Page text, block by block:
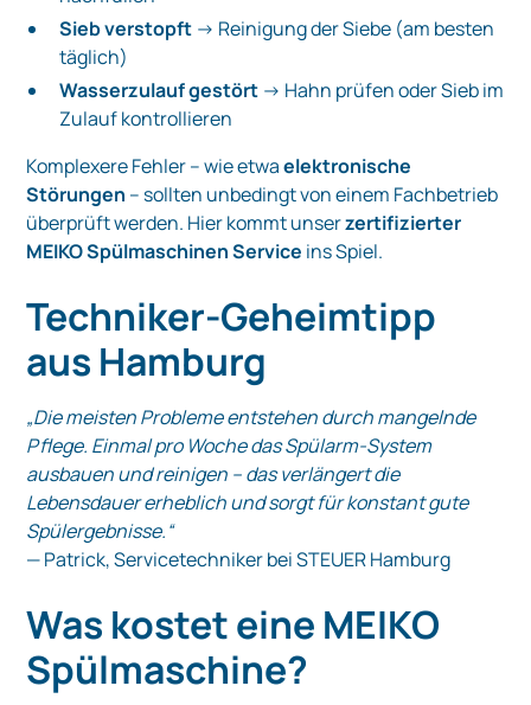
Sieb verstopft → Reinigung der Siebe (am besten
täglich)
Wasserzulauf gestört → Hahn prüfen oder Sieb im
Zulauf kontrollieren
Komplexere Fehler – wie etwaelektronische
Störungen – sollten unbedingt von einem Fachbetrieb
überprüft werden. Hier kommt unserzertifizierter
MEIKO Spülmaschinen Service ins Spiel.
Techniker-Geheimtipp
aus Hamburg
„Die meisten Probleme entstehen durch mangelnde
Pflege. Einmal pro Woche das Spülarm-System
ausbauen und reinigen – das verlängert die
Lebensdauer erheblich und sorgt für konstant gute
Spülergebnisse.“
— Patrick, Servicetechniker bei STEUER Hamburg
Was kostet eine MEIKO
Spülmaschine?